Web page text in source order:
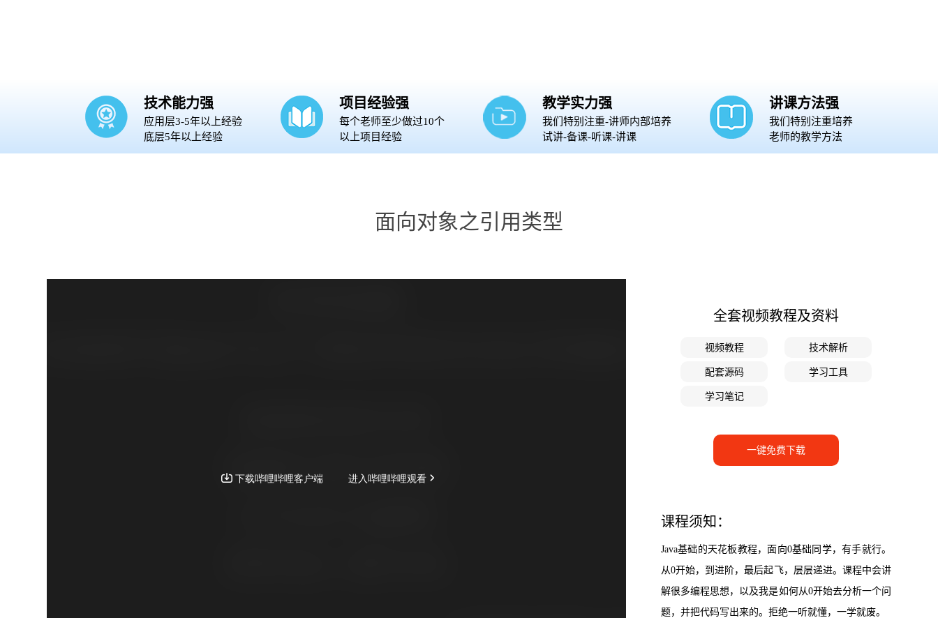
技术能力强
应用层3-5年以上经验
底层5年以上经验
项目经验强
每个老师至少做过10个
以上项目经验
教学实力强
我们特别注重-讲师内部培养
试讲-备课-听课-讲课
讲课方法强
我们特别注重培养
老师的教学方法
面向对象之引用类型
全套视频教程及资料
视频教程 技术解析
配套源码 学习工具
学习笔记
一键免费下载
课程须知：
Java基础的天花板教程，面向0基础同学，有手就行。
从0开始，到进阶，最后起飞，层层递进。课程中会讲
解很多编程思想，以及我是如何从0开始去分析一个问
题，并把代码写出来的。拒绝一听就懂，一学就废。